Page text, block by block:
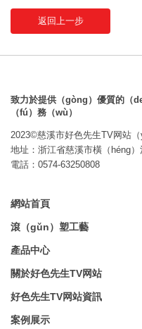
返回上一步
致力於提供（gòng）優質的（
（fú）務（wù）
2023©慈溪市好色先生TV网站
地址：浙江省慈溪市橫（héng）
電話：0574-63250808
網站首頁
滾（gǔn）塑工藝
產品中心
關於好色先生TV网站
好色先生TV网站資訊
案例展示